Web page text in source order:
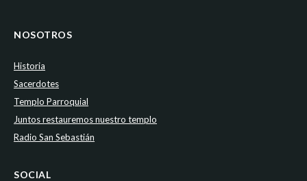
NOSOTROS
Historia
Sacerdotes
Templo Parroquial
Juntos restauremos nuestro templo
Radio San Sebastián
SOCIAL